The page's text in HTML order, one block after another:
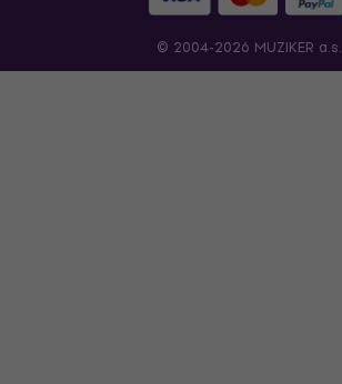
© 2004-2026 MUZIKER a.s.